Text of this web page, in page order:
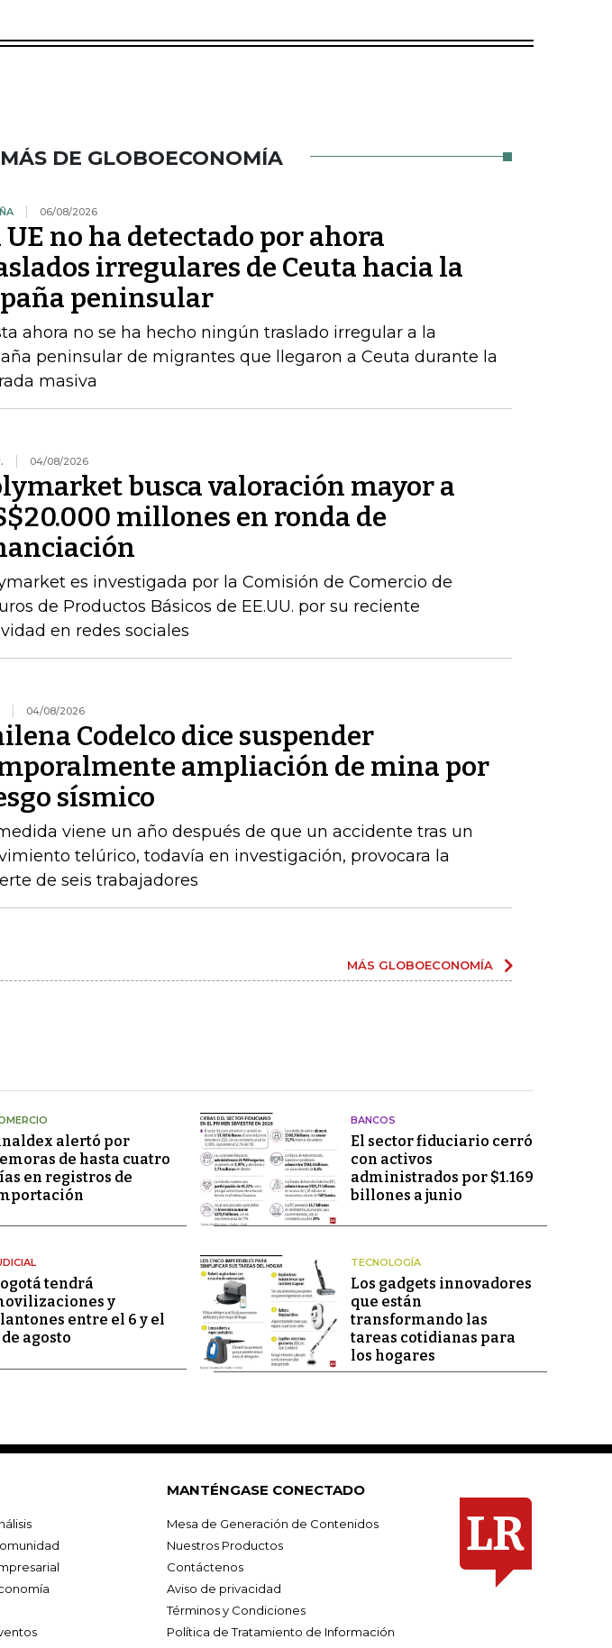
MÁS DE GLOBOECONOMÍA
06/08/2026
UE no ha detectado por ahora
irregulares de Ceuta hacia la
peninsular
ahora no se ha hecho ningún traslado irregular a la
peninsular de migrantes que llegaron a Ceuta durante la
masiva
04/08/2026
busca valoración mayor a
millones en ronda de
es investigada por la Comisión de Comercio de
de Productos Básicos de EE.UU. por su reciente
en redes sociales
04/08/2026
Codelco dice suspender
ampliación de mina por
sísmico
viene un año después de que un accidente tras un
telúrico, todavía en investigación, provocara la
de seis trabajadores
MÁS GLOBOECONOMÍA
alertó por
de hasta cuatro
en registros de
BANCOS
El sector fiduciario cerró
con activos
administrados por $1.169
billones a junio
tendrá
y
entre el 6 y el
de agosto
TECNOLOGÍA
Los gadgets innovadores
que están
transformando las
tareas cotidianas para
los hogares
MANTÉNGASE CONECTADO
Mesa de Generación de Contenidos
Nuestros Productos
Contáctenos
Aviso de privacidad
Términos y Condiciones
Política de Tratamiento de Información